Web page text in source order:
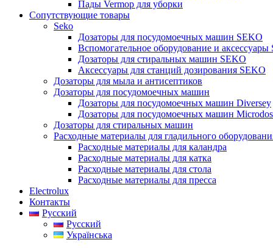
Пады Vermop для уборки
Сопутствующие товары
Seko
Дозаторы для посудомоечных машин SEKO
Вспомогательное оборудование и
Дозаторы для стиральных машин SEKO
Аксессуары для станций дозирования SEKO
Дозаторы для мыла и антисептиков
Дозаторы для посудомоечных машин
Дозаторы для посудомоечных машин Diversey
Дозаторы для посудомоечных машин Microdos
Дозаторы для стиральных машин
Расходные материалы для гладильного
Расходные материалы для каландра
Расходные материалы для катка
Расходные материалы для стола
Расходные материалы для пресса
Electrolux
Контакты
Русский
Русский
Українська